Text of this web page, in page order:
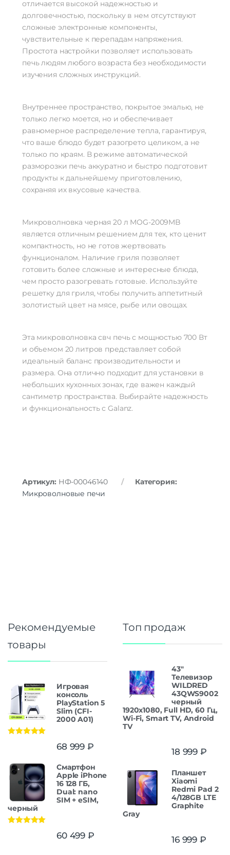
отличается высокой надежностью и
долговечностью, поскольку в нем отсутствуют
сложные электронные компоненты,
чувствительные к перепадам напряжения.
Простота настройки позволяет использовать
печь людям любого возраста без необходимости
изучения сложных инструкций.
Внутреннее пространство, покрытое эмалью, не
только легко моется, но и обеспечивает
равномерное распределение тепла, гарантируя,
что ваше блюдо будет разогрето целиком, а не
только по краям. В режиме автоматической
разморозки печь аккуратно и быстро подготовит
продукты к дальнейшему приготовлению,
сохраняя их вкусовые качества.
Микроволновка черная 20 л MOG-2009MB
является отличным решением для тех, кто ценит
компактность, но не готов жертвовать
функционалом. Наличие гриля позволяет
готовить более сложные и интересные блюда,
чем просто разогревать готовые. Используйте
решетку для гриля, чтобы получить аппетитный
золотистый цвет на мясе, рыбе или овощах.
Эта микроволновка свч печь с мощностью 700 Вт
и объемом 20 литров представляет собой
идеальный баланс производительности и
размера. Она отлично подходит для установки в
небольших кухонных зонах, где важен каждый
сантиметр пространства. Выбирайте надежность
и функциональность с Galanz.
Артикул: НФ-00046140
Категория:
Микроволновые печи
Рекомендуемые
товары
Игровая
консоль
PlayStation 5
Slim (CFI-
2000 A01)
68 999 ₽
Смартфон
Apple iPhone
16 128 ГБ,
Dual: nano
SIM + eSIM,
черный
60 499 ₽
Топ продаж
43"
Телевизор
WILDRED
43QWS9002
черный
1920x1080, Full HD, 60 Гц,
Wi-Fi, Smart TV, Android
TV
18 999 ₽
Планшет
Xiaomi
Redmi Pad 2
4/128GB LTE
Graphite
Gray
16 999 ₽